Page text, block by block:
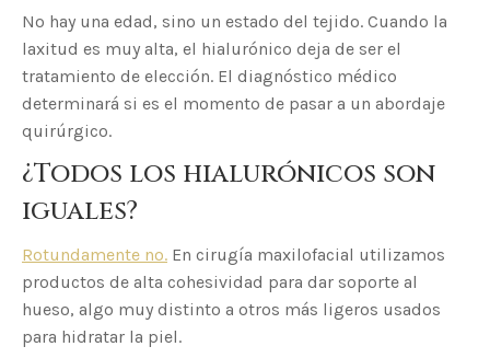
No hay una edad, sino un estado del tejido. Cuando la
laxitud es muy alta, el hialurónico deja de ser el
tratamiento de elección. El diagnóstico médico
determinará si es el momento de pasar a un abordaje
quirúrgico.
¿Todos los hialurónicos son
iguales?
Rotundamente no. En cirugía maxilofacial utilizamos
productos de alta cohesividad para dar soporte al
hueso, algo muy distinto a otros más ligeros usados
para hidratar la piel.